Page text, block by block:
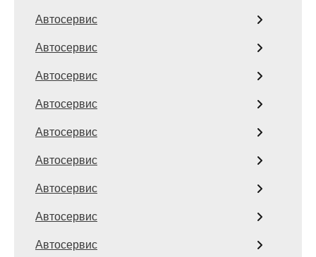
Автосервис
Автосервис
Автосервис
Автосервис
Автосервис
Автосервис
Автосервис
Автосервис
Автосервис